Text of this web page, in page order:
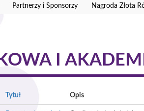
Partnerzy i Sponsorzy Nagroda Złota
I
Tytuł Opis